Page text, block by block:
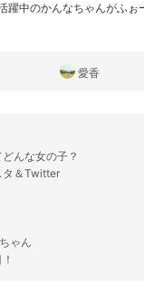
躍中のかんなちゃんがふぉ
愛香
んな女の子？
タ＆Twitter
ゃん